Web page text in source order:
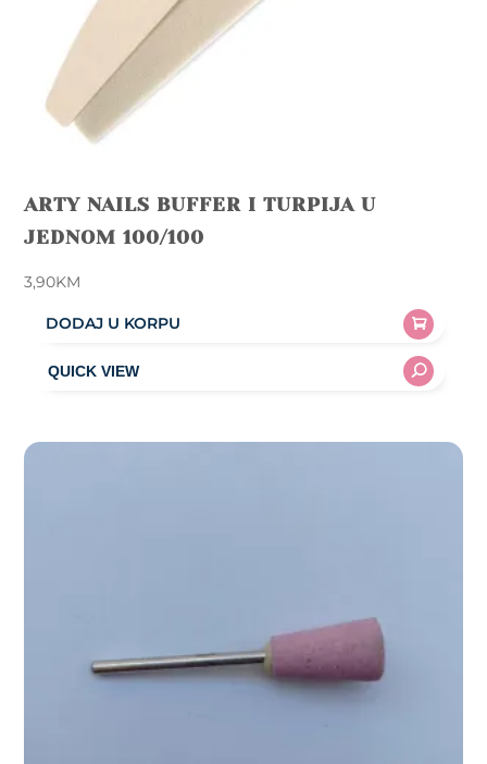
ARTY NAILS BUFFER I TURPIJA U
JEDNOM 100/100
3,90KM
DODAJ U KORPU